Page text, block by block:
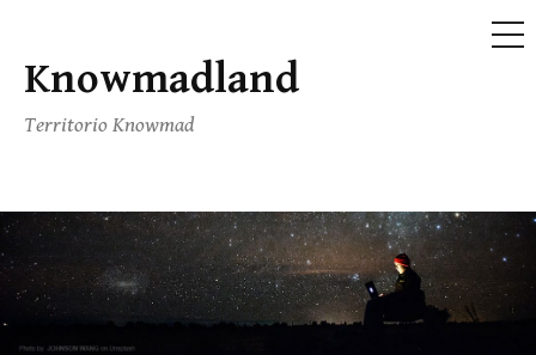
Saltar
contenido
Knowmadland
Territorio Knowmad